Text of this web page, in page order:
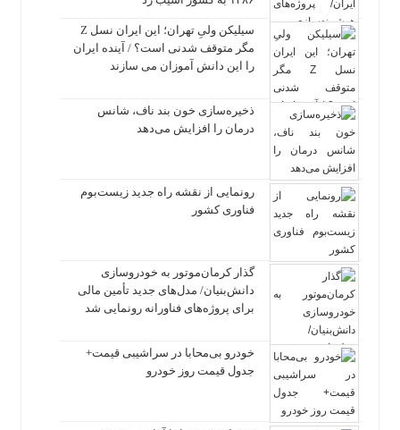
سیلیکن ولیِ تهران؛ این ایران نسل Z
مگر متوقف شدنی است؟ / آینده ایران
را این دانش آموزان می سازند
ذخیره‌سازی خون بند ناف، شانس
درمان را افزایش می‌دهد
رونمایی از نقشه راه جدید زیست‌بوم
فناوری کشور
گذار کرمان‌موتور به خودروسازی
دانش‌بنیان/ مدل‌های جدید تأمین مالی
برای پروژه‌های فناورانه رونمایی شد
خودرو بی‌محابا در سراشیبی قیمت+
جدول قیمت روز خودرو